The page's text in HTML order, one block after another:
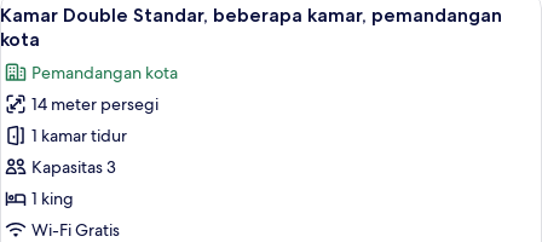
Standar,
pemandangan
semua
foto
untuk
Kamar
Double
Standar,
beberapa
kamar,
4
Kamar Double Standar, beberapa kamar, pemandangan
kota
Pemandangan kota
14 meter persegi
1 kamar tidur
Kapasitas 3
1 king
Wi-Fi Gratis